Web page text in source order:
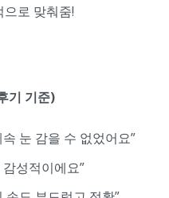
로 맞춰줌!
기 기준)
눈 감을 수 없었어요”
성적이에요”